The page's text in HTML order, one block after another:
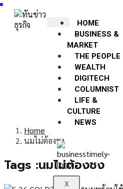
HOME
BUSINESS &
MARKET
THE PEOPLE
WEALTH
DIGITECH
COLUMNIST
LIFE &
CULTURE
NEWS
X
Home
นมไม่ต้องชง
Tags :นมไม่ต้องชง